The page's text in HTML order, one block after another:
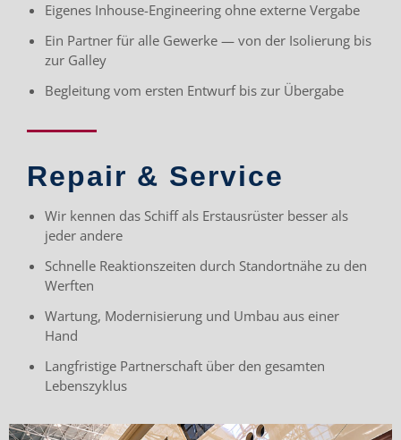
Eigenes Inhouse-Engineering ohne externe Vergabe
Ein Partner für alle Gewerke — von der Isolierung bis
zur Galley
Begleitung vom ersten Entwurf bis zur Übergabe
Repair & Service
Wir kennen das Schiff als Erstausrüster besser als
jeder andere
Schnelle Reaktionszeiten durch Standortnähe zu den
Werften
Wartung, Modernisierung und Umbau aus einer
Hand
Langfristige Partnerschaft über den gesamten
Lebenszyklus